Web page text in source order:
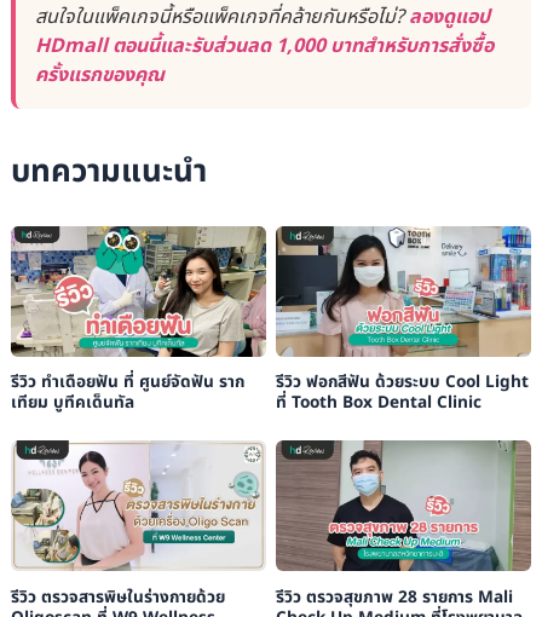
สนใจในแพ็คเกจนี้หรือแพ็คเกจที่คล้ายกันหรือไม่?ลองดูแอป
HDmall ตอนนี้และรับส่วนลด 1,000 บาทสำหรับการสั่งซื้อ
ครั้งแรกของคุณ
บทความแนะนำ
รีวิว ทำเดือยฟัน ที่ ศูนย์จัดฟัน ราก
เทียม บูทีคเด็นทัล
รีวิว ฟอกสีฟัน ด้วยระบบ Cool Light
ที่ Tooth Box Dental Clinic
รีวิว ตรวจสารพิษในร่างกายด้วย
รีวิว ตรวจสุขภาพ 28 รายการ Mali